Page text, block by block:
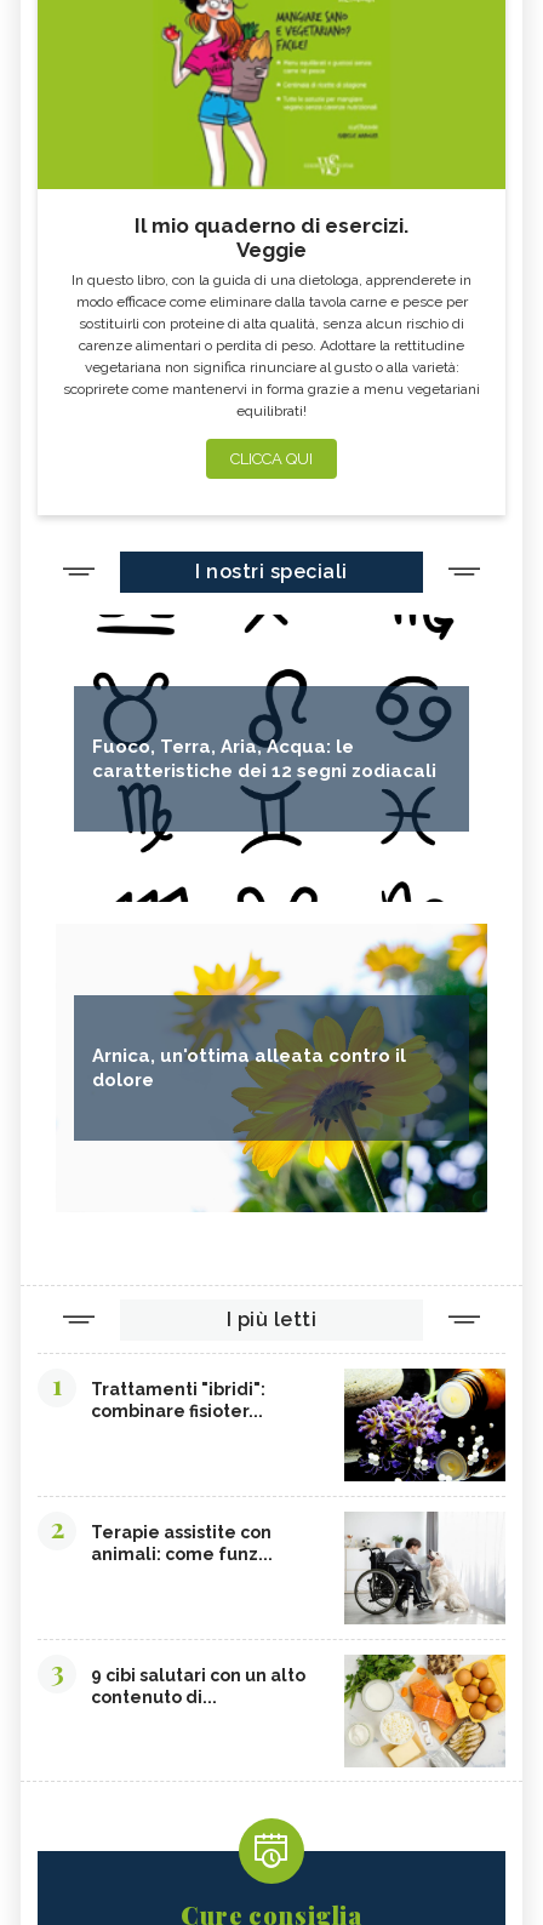
Il mio quaderno di esercizi.
Veggie
In questo libro, con la guida di una dietologa, apprenderete in
modo efficace come eliminare dalla tavola carne e pesce per
sostituirli con proteine di alta qualità, senza alcun rischio di
carenze alimentari o perdita di peso. Adottare la rettitudine
vegetariana non significa rinunciare al gusto o alla varietà:
scoprirete come mantenervi in forma grazie a menu vegetariani
equilibrati!
CLICCA QUI
I nostri speciali
Fuoco, Terra, Aria, Acqua: le
caratteristiche dei 12 segni zodiacali
Arnica, un'ottima alleata contro il
dolore
I più letti
1
Trattamenti "ibridi":
combinare fisioter...
2
Terapie assistite con
animali: come funz...
3
9 cibi salutari con un alto
contenuto di...
Cure consiglia